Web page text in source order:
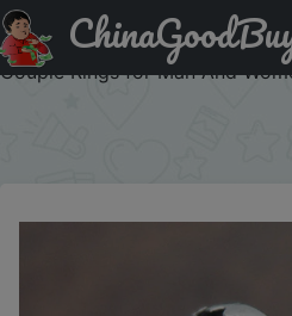
Придбати по акціи Charm
Ring Fashion Punk Rock Black
Couple Rings for Man And